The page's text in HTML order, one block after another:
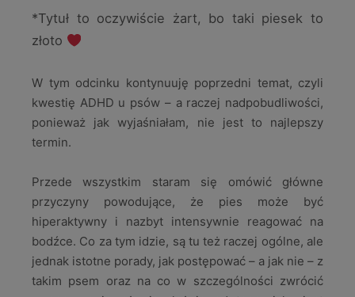
*Tytuł to oczywiście żart, bo taki piesek to
złoto
W tym odcinku kontynuuję poprzedni temat, czyli
kwestię ADHD u psów – a raczej nadpobudliwości,
ponieważ jak wyjaśniałam, nie jest to najlepszy
termin.
Przede wszystkim staram się omówić główne
przyczyny powodujące, że pies może być
hiperaktywny i nazbyt intensywnie reagować na
bodźce. Co za tym idzie, są tu też raczej ogólne, ale
jednak istotne porady, jak postępować – a jak nie – z
takim psem oraz na co w szczególności zwrócić